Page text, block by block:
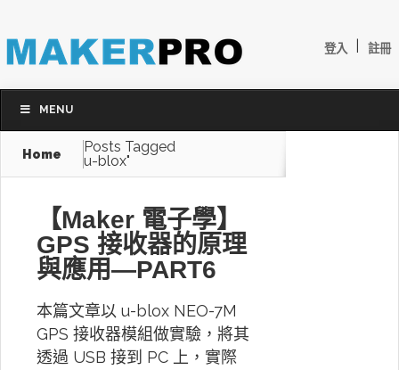
登入 註冊
MENU
Home
Posts Tagged
u-blox"
【Maker 電子學】
GPS 接收器的原理
與應用—PART6
本篇文章以 u-blox NEO-7M
GPS 接收器模組做實驗，將其
透過 USB 接到 PC 上，實際